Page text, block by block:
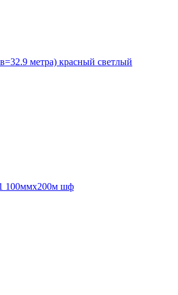
метра) красный светлый
100ммх200м шф